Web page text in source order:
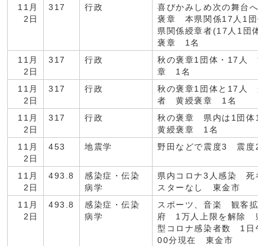
11月
2日
317 行政
喜びかみしめ次の舞台
褒章 本県関係17人1団
県関係綬章者(17人1団
褒章 1名
11月
2日
317 行政
秋の褒章1団体・17人
章 1名
11月
2日
317 行政
秋の褒章1団体と17人
者 黄綬褒章 1名
11月
2日
317 行政
秋の褒章 県内は1団体
黄綬褒章 1名
11月
2日
453 地震学 野田などで震度3 震度2
11月
2日
493.8
感染症・伝染
病学
県内コロナ3人感染 死
スターなし 東金市
11月
2日
493.8
感染症・伝染
病学
スポーツ、音楽 観客拡
府 1万人上限を解除 県
型コロナ感染者数 1日
00分現在 東金市